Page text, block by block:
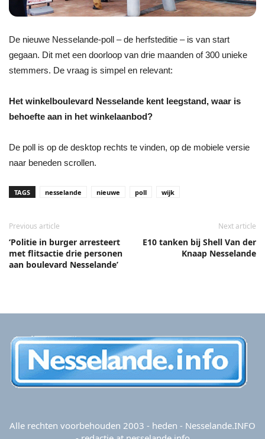
De nieuwe Nesselande-poll – de herfsteditie – is van start
gegaan. Dit met een doorloop van drie maanden of 300 unieke
stemmers. De vraag is simpel en relevant:
Het winkelboulevard Nesselande kent leegstand, waar is
behoefte aan in het winkelaanbod?
De poll is op de desktop rechts te vinden, op de mobiele versie
naar beneden scrollen.
TAGS nesselande nieuwe poll wijk
Previous article
‘Politie in burger arresteert
met flitsactie drie personen
aan boulevard Nesselande’
Next article
E10 tanken bij Shell Van der
Knaap Nesselande
Alle rechten voorbehouden 2003 - heden - Nesselande.INFO